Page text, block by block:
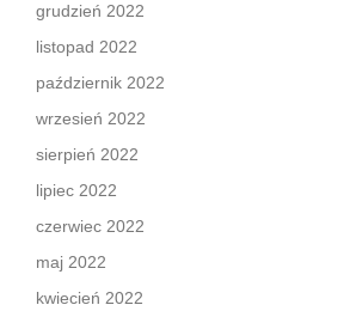
grudzień 2022
listopad 2022
październik 2022
wrzesień 2022
sierpień 2022
lipiec 2022
czerwiec 2022
maj 2022
kwiecień 2022